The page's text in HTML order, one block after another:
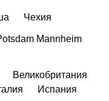
Чехия
Mannheim
Великобритания
Испания